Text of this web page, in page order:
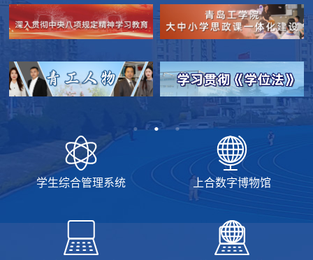
学生综合管理系统 上合数字博物馆